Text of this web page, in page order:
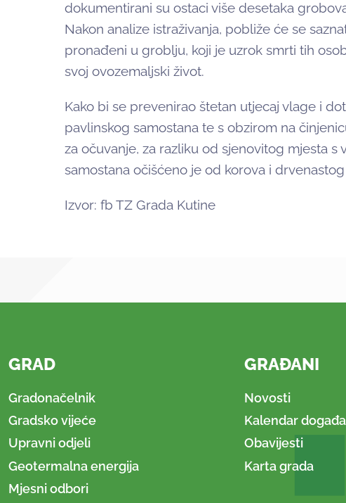
dokumentirani su ostaci više desetaka
Nakon analize istraživanja, pobliže će se
pronađeni u groblju, koji je uzrok smrti tih
svoj ovozemaljski život.
Kako bi se prevenirao štetan utjecaj vlage i
pavlinskog samostana te s obzirom na
za očuvanje, za razliku od sjenovitog mjesta
samostana očišćeno je od korova i drvenastog
Izvor: fb TZ Grada Kutine
GRAD
Gradonačelnik
Gradsko vijeće
Upravni odjeli
Geotermalna energija
Mjesni odbori
GRAĐANI
Novosti
Kalendar
Obavijesti
Karta grada